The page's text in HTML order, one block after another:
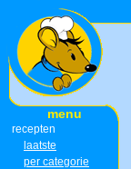
menu
recepten
laatste
per categorie